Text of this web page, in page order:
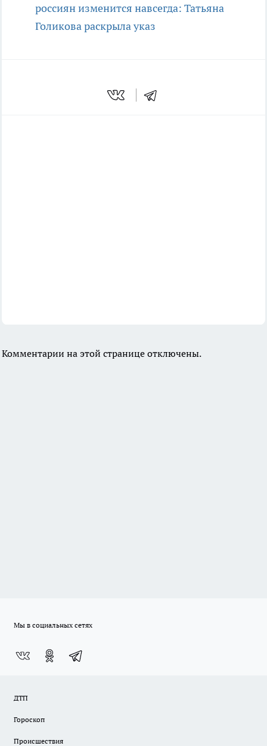
россиян изменится навсегда: Татьяна
Голикова раскрыла указ
Комментарии на этой странице отключены.
Мы в социальных сетях
ДТП
Гороскоп
Происшествия